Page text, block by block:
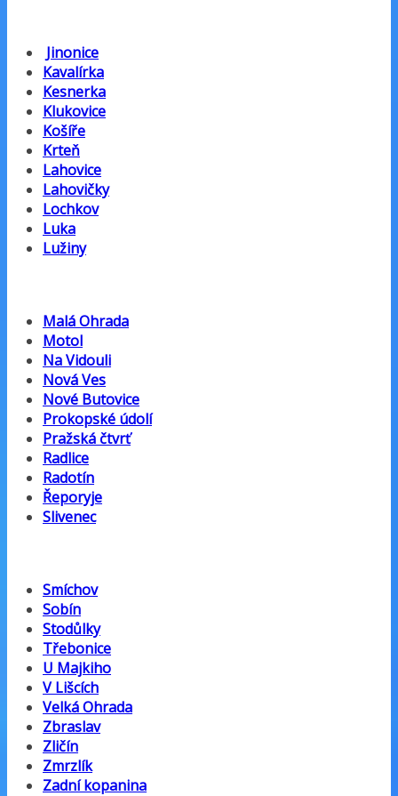
Jinonice
Kavalírka
Kesnerka
Klukovice
Košíře
Krteň
Lahovice
Lahovičky
Lochkov
Luka
Lužiny
Malá Ohrada
Motol
Na Vidouli
Nová Ves
Nové Butovice
Prokopské údolí
Pražská čtvrť
Radlice
Radotín
Řeporyje
Slivenec
Smíchov
Sobín
Stodůlky
Třebonice
U Majkiho
V Lišcích
Velká Ohrada
Zbraslav
Zličín
Zmrzlík
Zadní kopanina